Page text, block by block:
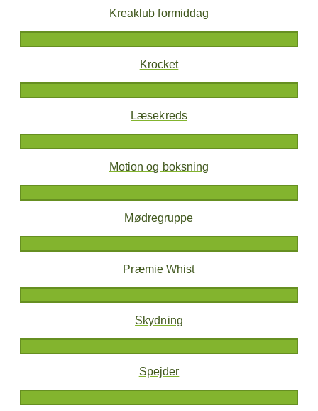
Kreaklub formiddag
Krocket
Læsekreds
Motion og boksning
Mødregruppe
Præmie Whist
Skydning
Spejder